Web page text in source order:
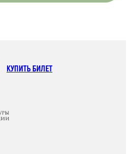
КУПИТЬ БИЛЕТ